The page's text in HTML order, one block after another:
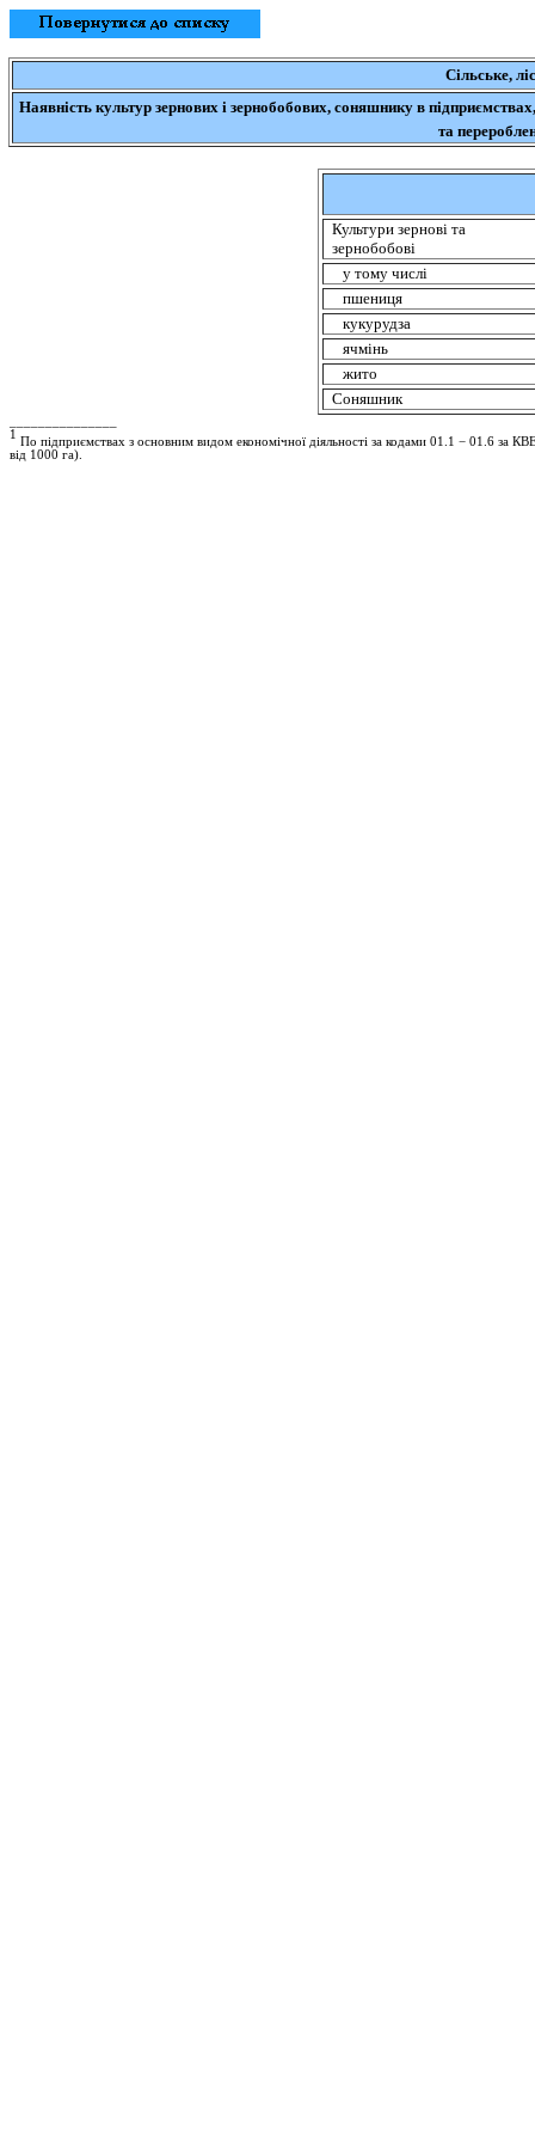
Сільське,
Наявність культур зернових і зернобобових, соняшнику в
та
Культури зернові та
зернобобові
у тому числі
пшениця
кукурудза
ячмінь
жито
Соняшник
1
По підприємствах з основним видом економічної діяльності за кодами 01.1 − 01.6 за
від 1000 га).